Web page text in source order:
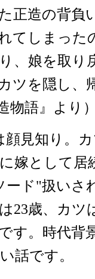
正造の背負
てしまった
、娘を取り
ツを隠し、
物語』より
見知り。
嫁として居
ド"扱いさ
23歳、カツ
す。時代背
話です。